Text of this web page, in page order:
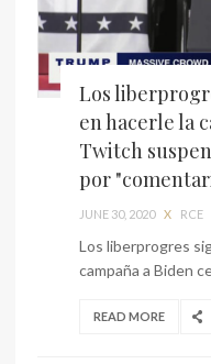
Los
en hacerle la
Twitch
por
JUNE 30, 2020 X RCE
Los liberprogres
campaña a Biden
READ MORE